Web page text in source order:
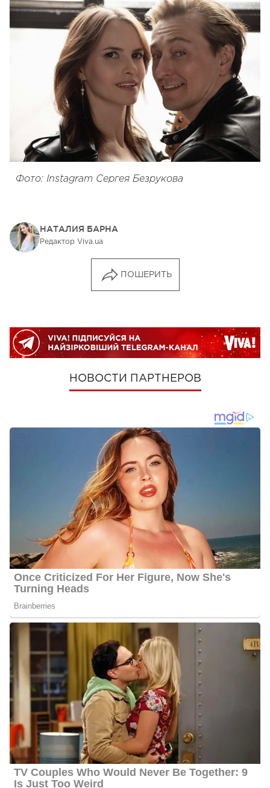
Фото: Instagram Сергея Безрукова
НАТАЛИЯ БАРНА
Редактор Viva.ua
ПОШЕРИТЬ
НОВОСТИ ПАРТНЕРОВ